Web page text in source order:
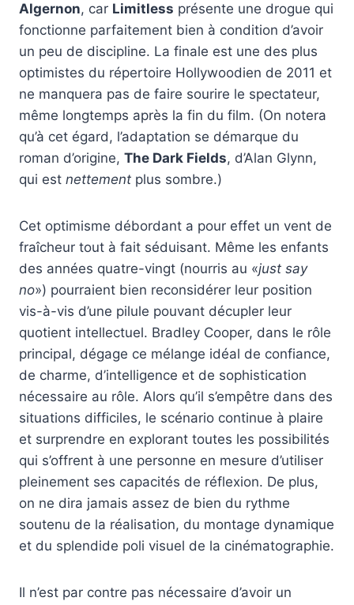
Algernon, car Limitless présente une drogue qui
fonctionne parfaitement bien à condition d’avoir
un peu de discipline. La finale est une des plus
optimistes du répertoire Hollywoodien de 2011 et
ne manquera pas de faire sourire le spectateur,
même longtemps après la fin du film. (On notera
qu’à cet égard, l’adaptation se démarque du
roman d’origine, The Dark Fields, d’Alan Glynn,
qui est nettement plus sombre.)
Cet optimisme débordant a pour effet un vent de
fraîcheur tout à fait séduisant. Même les enfants
des années quatre-vingt (nourris au «just say
no») pourraient bien reconsidérer leur position
vis-à-vis d’une pilule pouvant décupler leur
quotient intellectuel. Bradley Cooper, dans le rôle
principal, dégage ce mélange idéal de confiance,
de charme, d’intelligence et de sophistication
nécessaire au rôle. Alors qu’il s’empêtre dans des
situations difficiles, le scénario continue à plaire
et surprendre en explorant toutes les possibilités
qui s’offrent à une personne en mesure d’utiliser
pleinement ses capacités de réflexion. De plus,
on ne dira jamais assez de bien du rythme
soutenu de la réalisation, du montage dynamique
et du splendide poli visuel de la cinématographie.
Il n’est par contre pas nécessaire d’avoir un